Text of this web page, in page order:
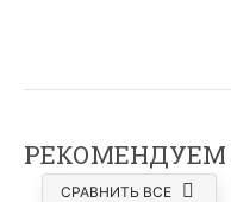
СРАВНИТЬ ВСЕ